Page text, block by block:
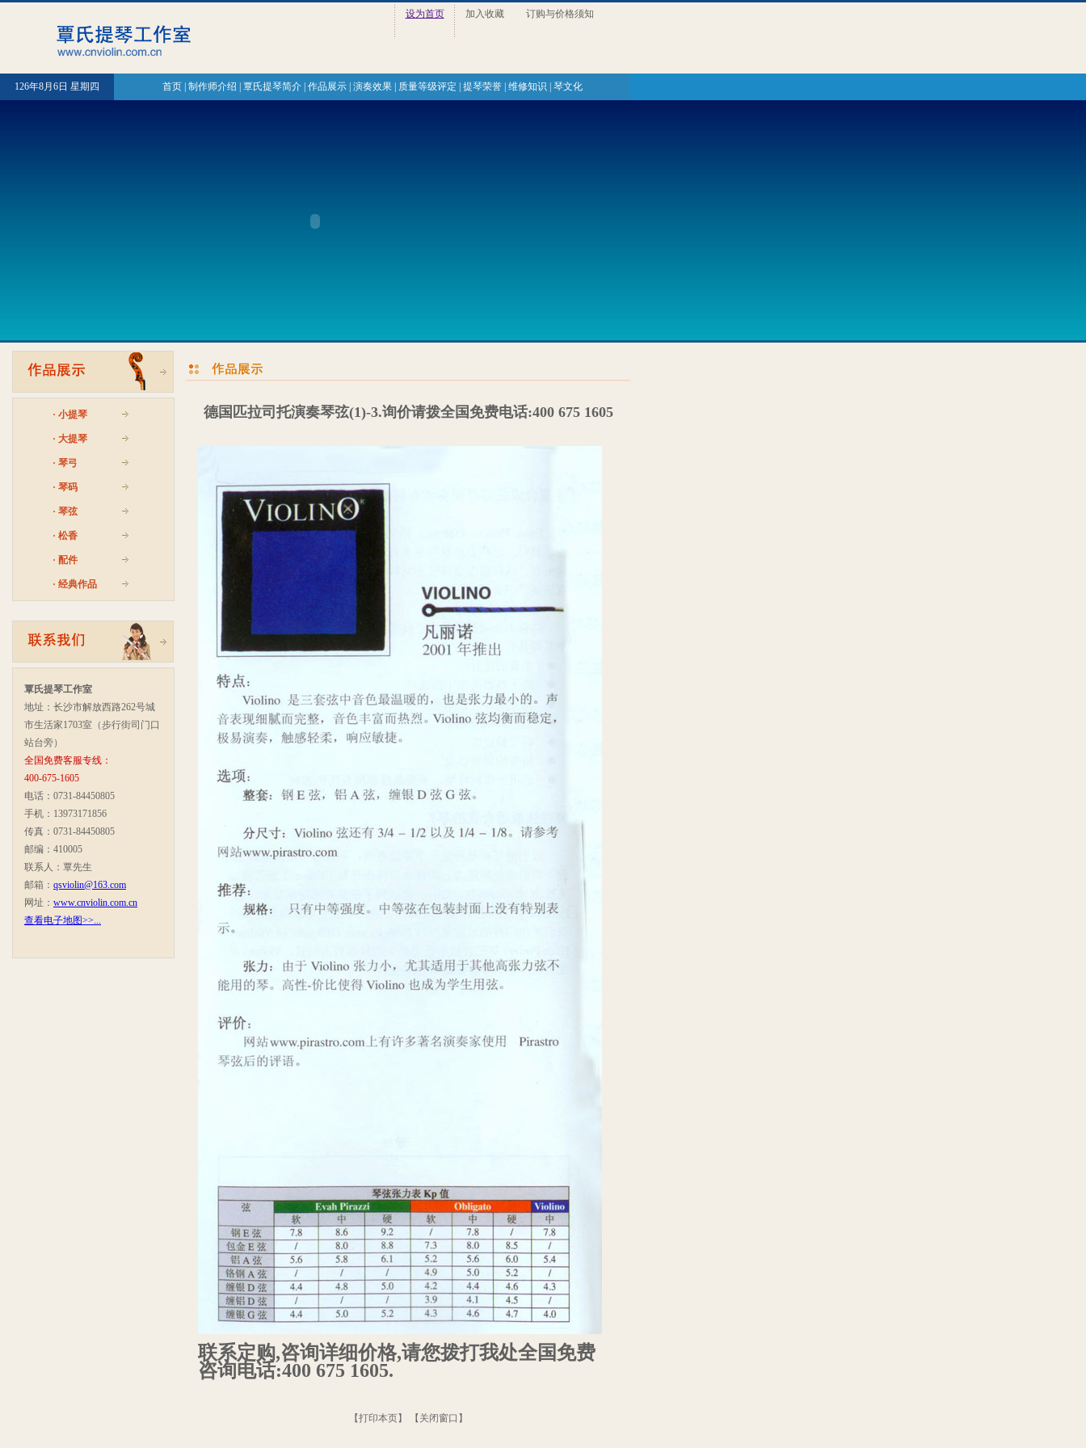
设为首页 加入收藏 订购与价格须知
126年8月6日 星期四 首页| 制作师介绍 覃氏提琴简介| 作品展示| 演奏效果| 质量等级评定 提琴荣誉| 维修知识 琴文化
· 小提琴
· 大提琴
· 琴弓
· 琴码
· 琴弦
· 松香
· 配件
· 经典作品
覃氏提琴工作室
地址：长沙市解放西路262号城
市生活家1703室（步行街司门口
站台旁）
全国免费客服专线：
400-675-1605
电话：0731-84450805
手机：13973171856
传真：0731-84450805
邮编：410005
联系人：覃先生
邮箱： qsviolin@163.com
网址： www.cnviolin.com.cn
查看电子地图>>...
德国匹拉司托演奏琴弦(1)-3.询价请拨全国免费电话:400 675 1605
联系定购,咨询详细价格,请您拨打我处全国免费
咨询电话:400 675 1605.
【打印本页】 【 关闭窗口 】